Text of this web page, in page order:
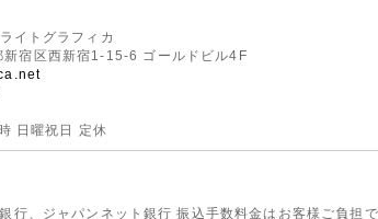
トグラフィカ
宿区西新宿1-15-6 ゴールドビル4F
日曜祝日 定休
行、ジャパンネット銀行 振込手数料金はお客様ご負担で